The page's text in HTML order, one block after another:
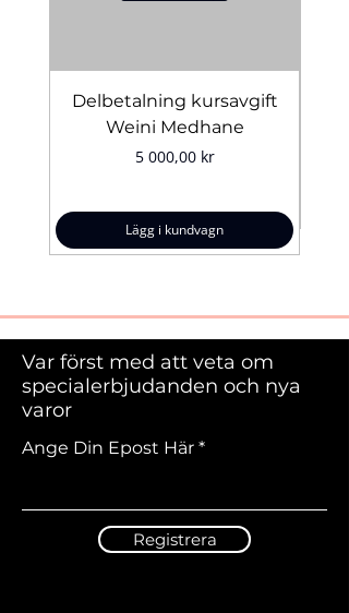
Delbetalning kursavgift
Weini Medhane
Pris
5 000,00 kr
Lägg i kundvagn
Var först med att veta om
specialerbjudanden och nya
varor
Ange Din Epost Här
Registrera